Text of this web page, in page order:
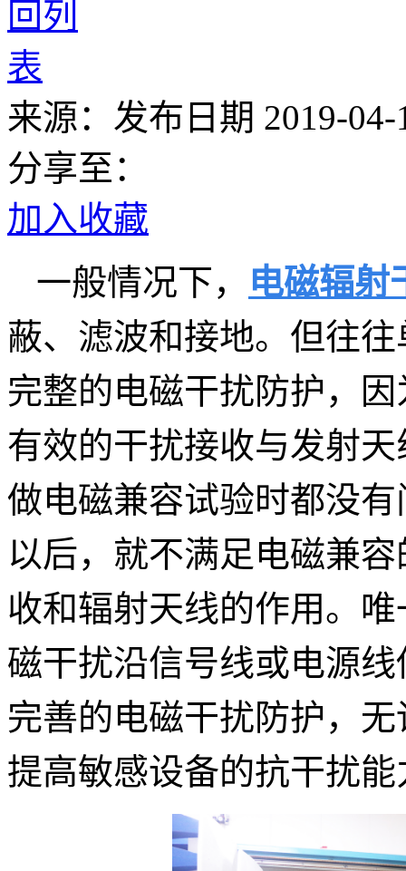
来源： 发布日期 2019-04-
分享至：
加入收藏
一般情况下，
电磁辐射
蔽、滤波和接地。但往
完整的电磁干扰防护，
有效的干扰接收与发射
做电磁兼容试验时都没
以后，就不满足电磁兼
收和辐射天线的作用。
磁干扰沿信号线或电源
完善的电磁干扰防护，
提高敏感设备的抗干扰